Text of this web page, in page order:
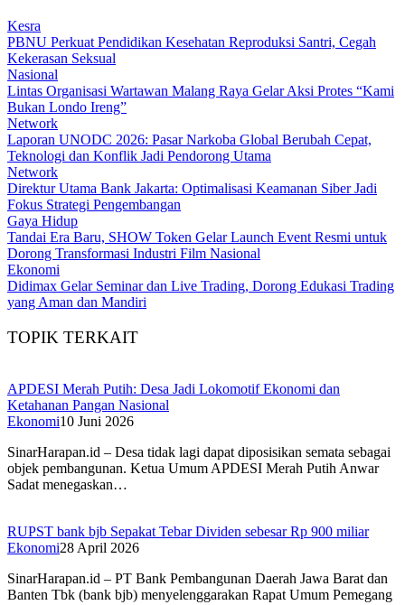
Kesra
PBNU Perkuat Pendidikan Kesehatan Reproduksi Santri, Cegah
Kekerasan Seksual
Nasional
Lintas Organisasi Wartawan Malang Raya Gelar Aksi Protes “Kami
Bukan Londo Ireng”
Network
Laporan UNODC 2026: Pasar Narkoba Global Berubah Cepat,
Teknologi dan Konflik Jadi Pendorong Utama
Network
Direktur Utama Bank Jakarta: Optimalisasi Keamanan Siber Jadi
Fokus Strategi Pengembangan
Gaya Hidup
Tandai Era Baru, SHOW Token Gelar Launch Event Resmi untuk
Dorong Transformasi Industri Film Nasional
Ekonomi
Didimax Gelar Seminar dan Live Trading, Dorong Edukasi Trading
yang Aman dan Mandiri
TOPIK TERKAIT
APDESI Merah Putih: Desa Jadi Lokomotif Ekonomi dan
Ketahanan Pangan Nasional
Ekonomi10 Juni 2026
SinarHarapan.id – Desa tidak lagi dapat diposisikan semata sebagai
objek pembangunan. Ketua Umum APDESI Merah Putih Anwar
Sadat menegaskan…
RUPST bank bjb Sepakat Tebar Dividen sebesar Rp 900 miliar
Ekonomi28 April 2026
SinarHarapan.id – PT Bank Pembangunan Daerah Jawa Barat dan
Banten Tbk (bank bjb) menyelenggarakan Rapat Umum Pemegang